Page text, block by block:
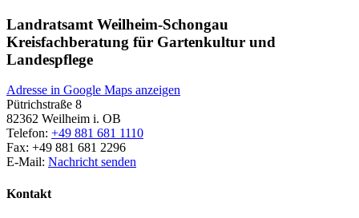
Landratsamt Weilheim-Schongau
Kreisfachberatung für Gartenkultur und
Landespflege
Adresse in Google Maps anzeigen
Pütrichstraße 8
82362 Weilheim i. OB
Telefon: +49 881 681 1110
Fax: +49 881 681 2296
E-Mail: Nachricht senden
Kontakt